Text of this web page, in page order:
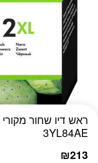
3YL84AE
₪213